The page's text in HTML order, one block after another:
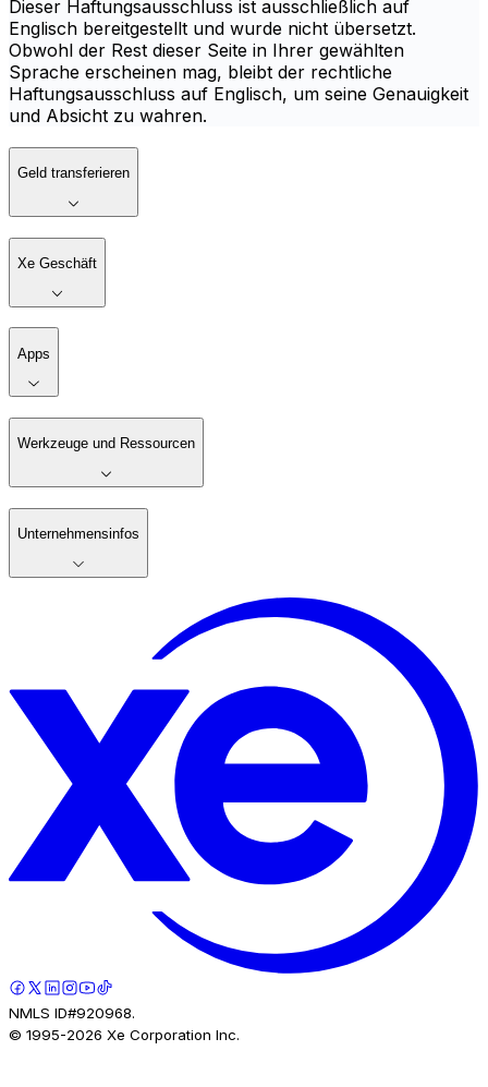
Dieser Haftungsausschluss ist ausschließlich auf
Englisch bereitgestellt und wurde nicht übersetzt.
Obwohl der Rest dieser Seite in Ihrer gewählten
Sprache erscheinen mag, bleibt der rechtliche
Haftungsausschluss auf Englisch, um seine Genauigkeit
und Absicht zu wahren.
Geld transferieren
Xe Geschäft
Apps
Werkzeuge und Ressourcen
Unternehmensinfos
NMLS ID#920968.
© 1995-2026 Xe Corporation Inc.